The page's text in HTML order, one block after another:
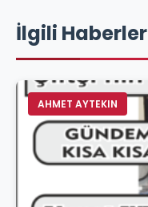
İlgili Haberler
AHMET AYTEKIN